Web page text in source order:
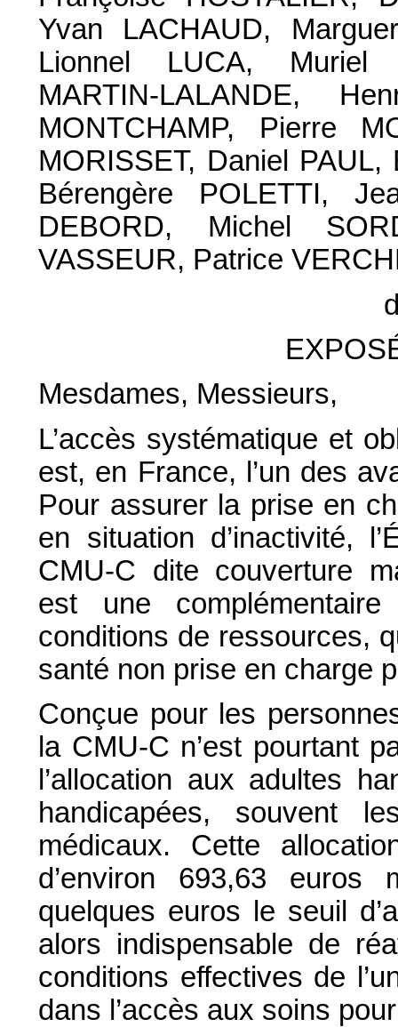
Yvan LACHAUD,
Lionnel LUCA, Muriel
MARTIN-LALANDE,
MONTCHAMP, Pierre
MORISSET, Daniel PAUL,
Bérengère POLETTI,
DEBORD, Michel
VASSEUR, Patrice
Mesdames, Messieurs,
L’accès systématique et
est, en France, l’un des
Pour assurer la prise en
en situation d’inactivité,
CMU-C dite couverture
est une
conditions de ressources,
santé non prise en charge
Conçue pour les
la CMU-C n’est pourtant
l’allocation aux adultes
handicapées, souvent
médicaux. Cette
d’environ 693,63 euros
quelques euros le seuil
alors indispensable de
conditions effectives de
dans l’accès aux soins